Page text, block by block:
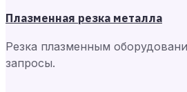
Плазменная резка металла
Резка плазменным
запросы.